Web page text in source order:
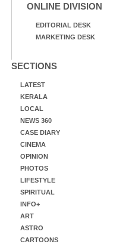
ONLINE DIVISION
EDITORIAL DESK
MARKETING DESK
SECTIONS
LATEST
KERALA
LOCAL
NEWS 360
CASE DIARY
CINEMA
OPINION
PHOTOS
LIFESTYLE
SPIRITUAL
INFO+
ART
ASTRO
CARTOONS